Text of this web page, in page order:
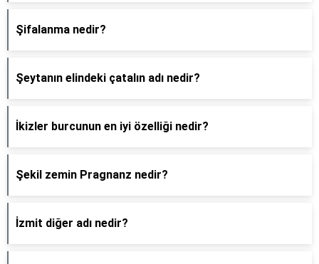
Şifalanma nedir?
Şeytanın elindeki çatalın adı nedir?
İkizler burcunun en iyi özelliği nedir?
Şekil zemin Pragnanz nedir?
İzmit diğer adı nedir?